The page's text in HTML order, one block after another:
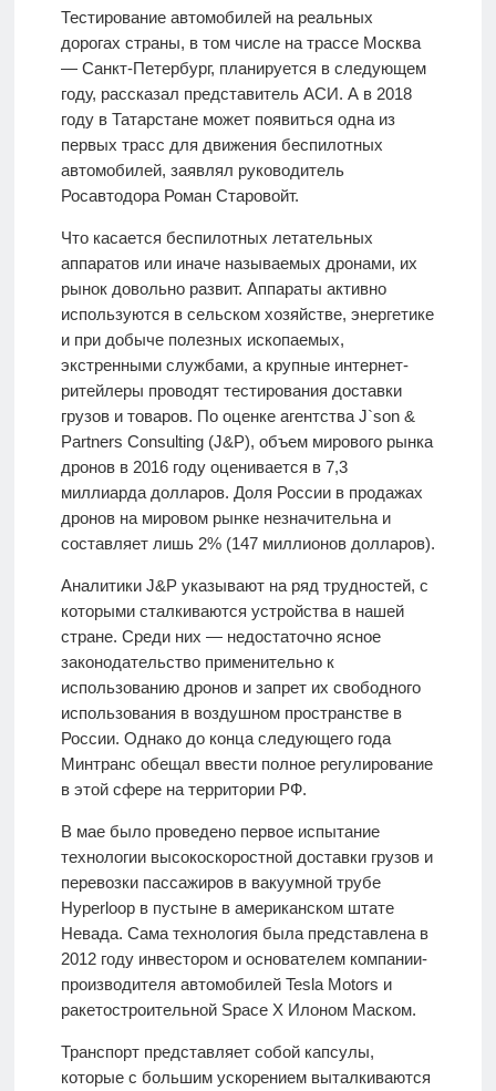
Тестирование автомобилей на реальных
дорогах страны, в том числе на трассе Москва
— Санкт-Петербург, планируется в следующем
году, рассказал представитель АСИ. А в 2018
году в Татарстане может появиться одна из
первых трасс для движения беспилотных
автомобилей, заявлял руководитель
Росавтодора Роман Старовойт.
Что касается беспилотных летательных
аппаратов или иначе называемых дронами, их
рынок довольно развит. Аппараты активно
используются в сельском хозяйстве, энергетике
и при добыче полезных ископаемых,
экстренными службами, а крупные интернет-
ритейлеры проводят тестирования доставки
грузов и товаров. По оценке агентства J`son &
Partners Consulting (J&P), объем мирового рынка
дронов в 2016 году оценивается в 7,3
миллиарда долларов. Доля России в продажах
дронов на мировом рынке незначительна и
составляет лишь 2% (147 миллионов долларов).
Аналитики J&P указывают на ряд трудностей, с
которыми сталкиваются устройства в нашей
стране. Среди них — недостаточно ясное
законодательство применительно к
использованию дронов и запрет их свободного
использования в воздушном пространстве в
России. Однако до конца следующего года
Минтранс обещал ввести полное регулирование
в этой сфере на территории РФ.
В мае было проведено первое испытание
технологии высокоскоростной доставки грузов и
перевозки пассажиров в вакуумной трубе
Hyperloop в пустыне в американском штате
Невада. Сама технология была представлена в
2012 году инвестором и основателем компании-
производителя автомобилей Tesla Motors и
ракетостроительной Space X Илоном Маском.
Транспорт представляет собой капсулы,
которые с большим ускорением выталкиваются